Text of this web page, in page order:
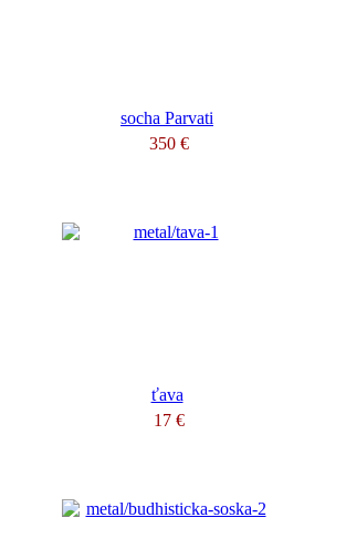
socha Parvati
350 €
ťava
17 €